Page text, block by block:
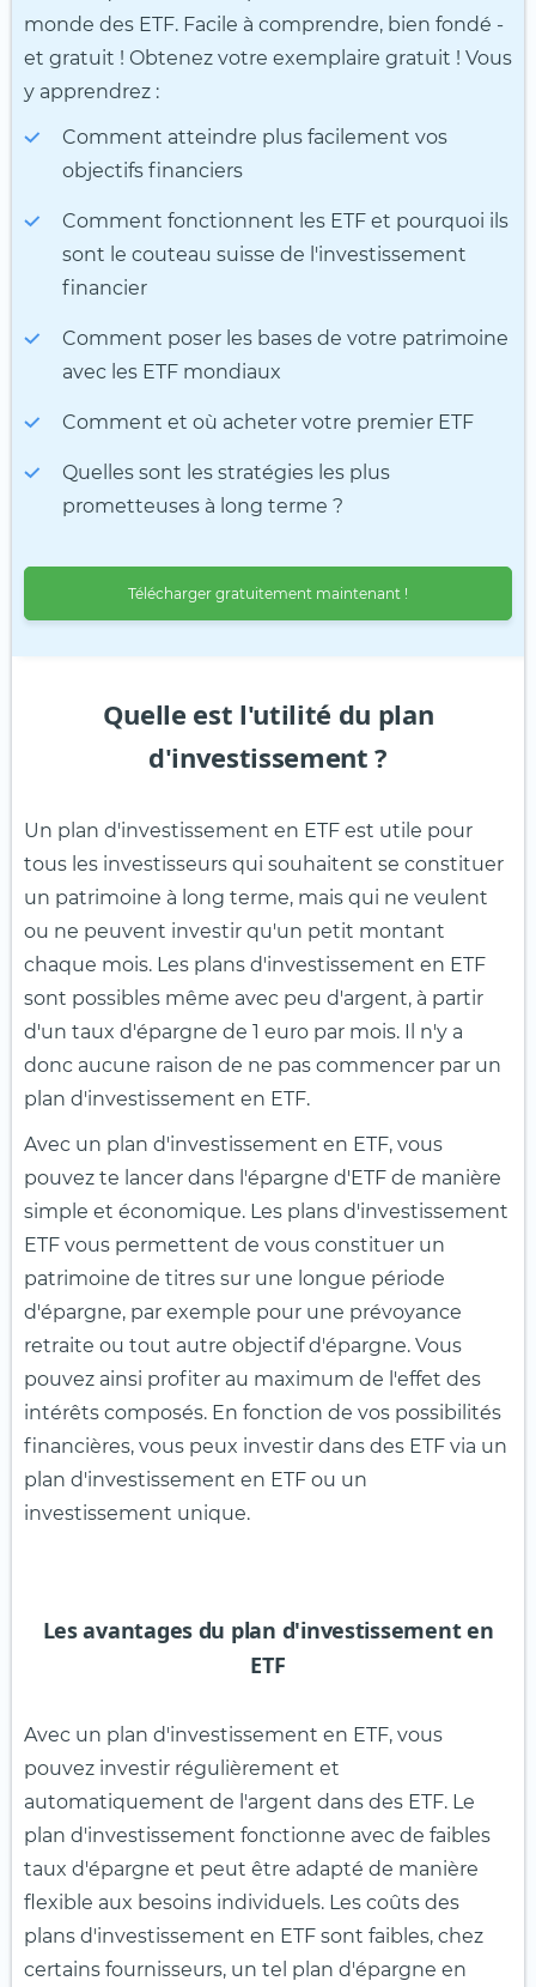
monde des ETF. Facile à comprendre, bien fondé -
et gratuit ! Obtenez votre exemplaire gratuit ! Vous
y apprendrez :
Comment atteindre plus facilement vos
objectifs financiers
Comment fonctionnent les ETF et pourquoi ils
sont le couteau suisse de l'investissement
financier
Comment poser les bases de votre patrimoine
avec les ETF mondiaux
Comment et où acheter votre premier ETF
Quelles sont les stratégies les plus
prometteuses à long terme ?
Télécharger gratuitement maintenant !
Quelle est l'utilité du plan
d'investissement ?
Un plan d'investissement en ETF est utile pour
tous les investisseurs qui souhaitent se constituer
un patrimoine à long terme, mais qui ne veulent
ou ne peuvent investir qu'un petit montant
chaque mois. Les plans d'investissement en ETF
sont possibles même avec peu d'argent, à partir
d'un taux d'épargne de 1 euro par mois. Il n'y a
donc aucune raison de ne pas commencer par un
plan d'investissement en ETF.
Avec un plan d'investissement en ETF, vous
pouvez te lancer dans l'épargne d'ETF de manière
simple et économique. Les plans d'investissement
ETF vous permettent de vous constituer un
patrimoine de titres sur une longue période
d'épargne, par exemple pour une prévoyance
retraite ou tout autre objectif d'épargne. Vous
pouvez ainsi profiter au maximum de l'effet des
intérêts composés. En fonction de vos possibilités
financières, vous peux investir dans des ETF via un
plan d'investissement en ETF ou un
investissement unique.
Les avantages du plan d'investissement en
ETF
Avec un plan d'investissement en ETF, vous
pouvez investir régulièrement et
automatiquement de l'argent dans des ETF. Le
plan d'investissement fonctionne avec de faibles
taux d'épargne et peut être adapté de manière
flexible aux besoins individuels. Les coûts des
plans d'investissement en ETF sont faibles, chez
certains fournisseurs, un tel plan d'épargne en